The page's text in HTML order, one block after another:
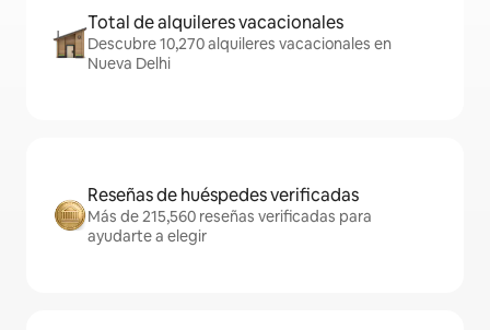
Total de alquileres vacacionales
Descubre 10,270 alquileres vacacionales en
Nueva Delhi
Reseñas de huéspedes verificadas
Más de 215,560 reseñas verificadas para
ayudarte a elegir